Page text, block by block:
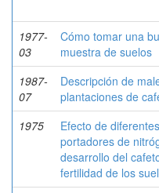
1977-
03
Cómo tomar una
muestra de suelos
1987-
07
Descripción de
plantaciones de
1975
Efecto de diferentes
portadores de
desarrollo del
fertilidad de los